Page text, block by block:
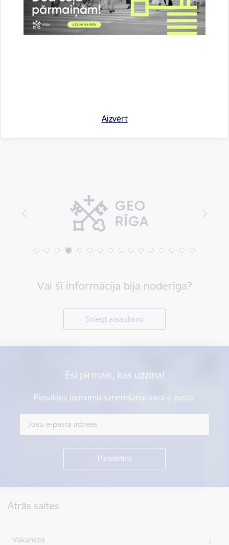
Aizvērt
Saistītas tēmas
Vai šī informācija bija noderīga?
Sniegt atsauksmi
Esi pirmais, kas uzzina!
Piesakies jaunumu saņemšanai savā e-pastā.
Ātrās saites
Vakances